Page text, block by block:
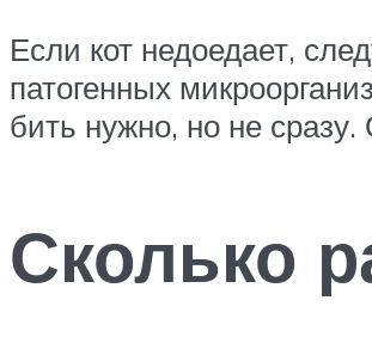
Если кот недоедает,
патогенных
бить нужно, но не
Сколько